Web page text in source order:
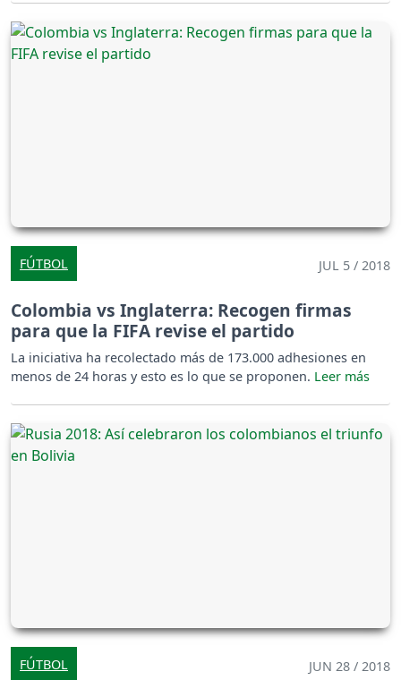
FÚTBOL JUL 5 / 2018
Colombia vs Inglaterra: Recogen firmas
para que la FIFA revise el partido
La iniciativa ha recolectado más de 173.000 adhesiones en
menos de 24 horas y esto es lo que se proponen.
FÚTBOL JUN 28 / 2018